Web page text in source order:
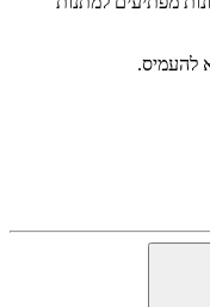
להעמיס.